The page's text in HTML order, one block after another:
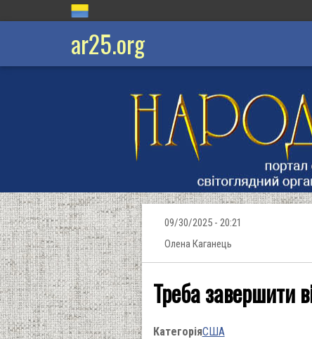
ar25.org
09/30/2025 - 20:21
Олена Каганець
Треба завершити
КатегоріяСША